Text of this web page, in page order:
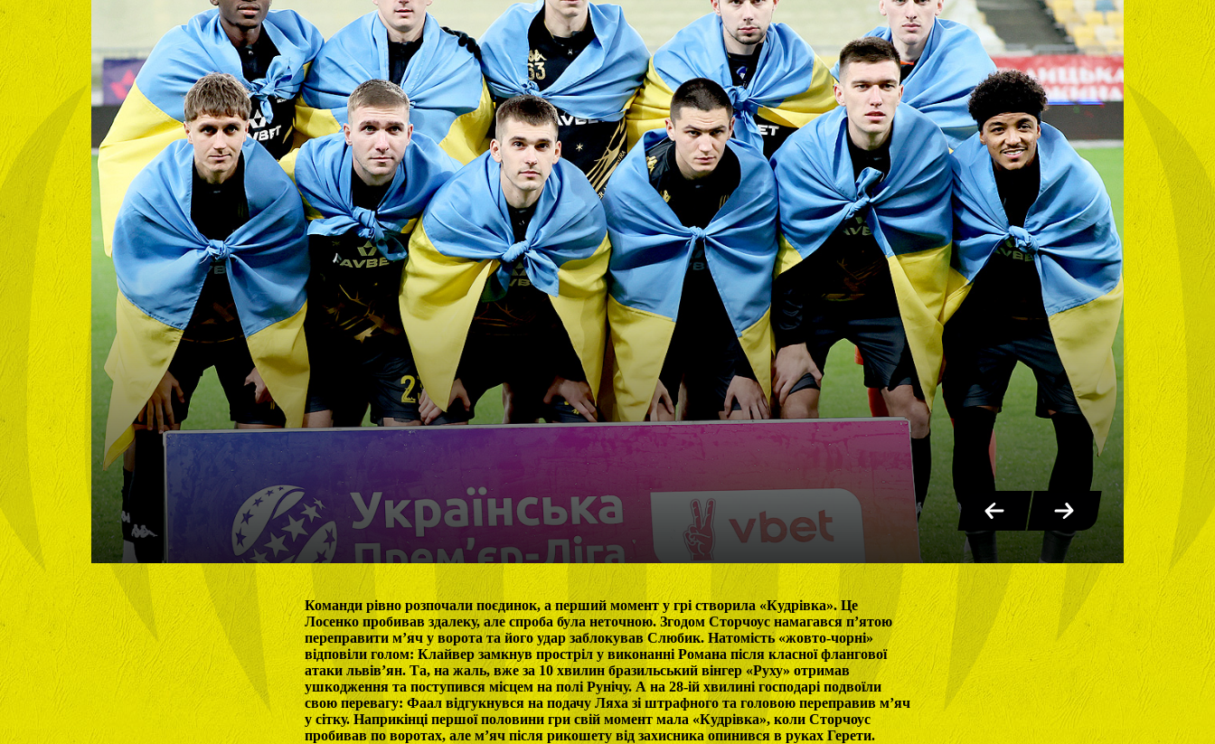
Команди рівно розпочали поєдинок, а перший момент у грі створила «Кудрівка». Це
Лосенко пробивав здалеку, але спроба була неточною. Згодом Сторчоус намагався п’ятою
переправити м’яч у ворота та його удар заблокував Слюбик. Натомість «жовто-чорні»
відповіли голом: Клайвер замкнув простріл у виконанні Романа після класної флангової
атаки львів’ян. Та, на жаль, вже за 10 хвилин бразильський вінгер «Руху» отримав
ушкодження та поступився місцем на полі Рунічу. А на 28-ій хвилині господарі подвоїли
свою перевагу: Фаал відгукнувся на подачу Ляха зі штрафного та головою переправив м’яч
у сітку. Наприкінці першої половини гри свій момент мала «Кудрівка», коли Сторчоус
пробивав по воротах, але м’яч після рикошету від захисника опинився в руках Герети.